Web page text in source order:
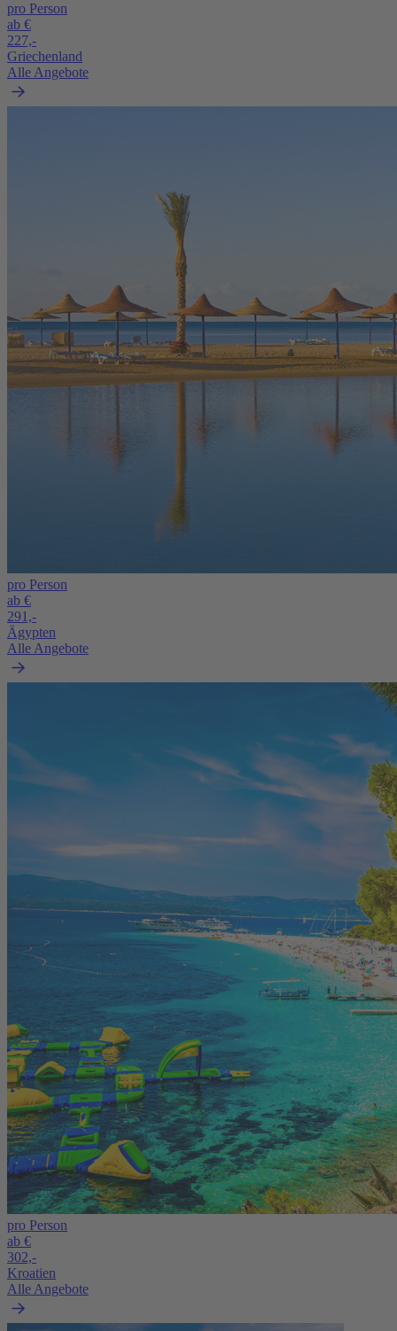
pro Person
ab €
227,-
Griechenland
Alle Angebote
pro Person
ab €
291,-
Ägypten
Alle Angebote
pro Person
ab €
302,-
Kroatien
Alle Angebote